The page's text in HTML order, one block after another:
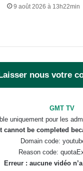
9 août 2026 à 13h22min
nous votre
GMT TV
uniquement pour les
cannot be completed
Domain code:
Reason code:
Erreur : aucune vidéo